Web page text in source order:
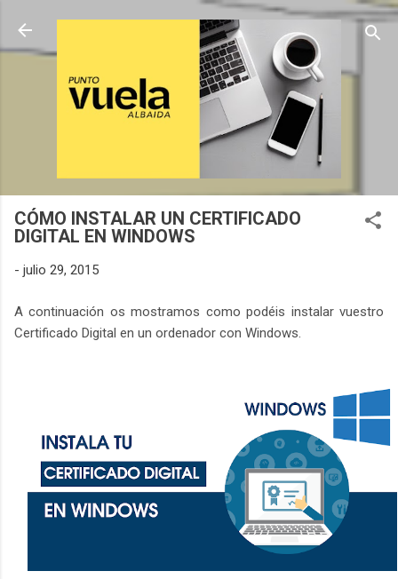
Ir al contenido principal
CÓMO INSTALAR UN CERTIFICADO
DIGITAL EN WINDOWS
- julio 29, 2015
A continuación os mostramos como podéis instalar vuestro
Certificado Digital en un ordenador con Windows.